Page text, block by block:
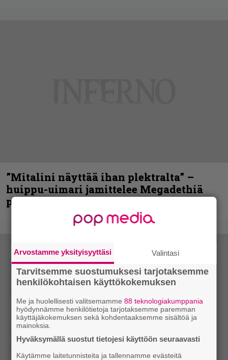
”Mitalini näyttää ihan plektralta” –
huippu-uimari jamittelee Megadethiä
palkinnollaan
Arvostamme yksityisyyttäsi Valintasi
Tarvitsemme suostumuksesi tarjotaksemme
henkilökohtaisen käyttökokemuksen
Me ja huolellisesti valitsemamme88 teknologiakumppania
hyödynnämme henkilötietoja tarjotaksemme paremman
käyttäjäkokemuksen sekä kohdentaaksemme sisältöä ja
mainoksia.
Hyväksymällä suostut tietojesi käyttöön seuraavasti
Käytämme laitetunnisteita ja tallennamme evästeitä